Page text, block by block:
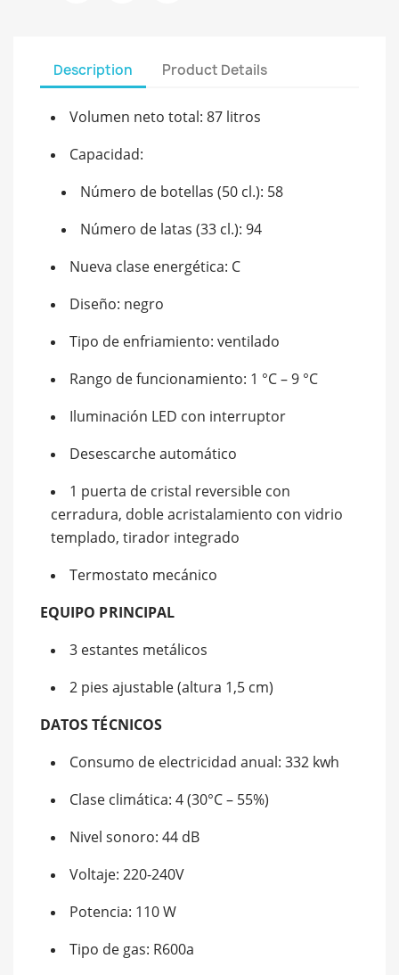
Description Product Details
Volumen neto total: 87 litros
Capacidad:
Número de botellas (50 cl.): 58
Número de latas (33 cl.): 94
Nueva clase energética: C
Diseño: negro
Tipo de enfriamiento: ventilado
Rango de funcionamiento: 1 °C – 9 °C
Iluminación LED con interruptor
Desescarche automático
1 puerta de cristal reversible con
cerradura, doble acristalamiento con vidrio
templado, tirador integrado
Termostato mecánico
EQUIPO PRINCIPAL
3 estantes metálicos
2 pies ajustable (altura 1,5 cm)
DATOS TÉCNICOS
Consumo de electricidad anual: 332 kwh
Clase climática: 4 (30°C – 55%)
Nivel sonoro: 44 dB
Voltaje: 220-240V
Potencia: 110 W
Tipo de gas: R600a